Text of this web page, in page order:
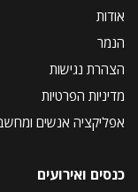
אודות
הנמר
הצהרת נגישות
מדיניות הפרטיות
אפליקציה אנשים
כנסים ואירועים